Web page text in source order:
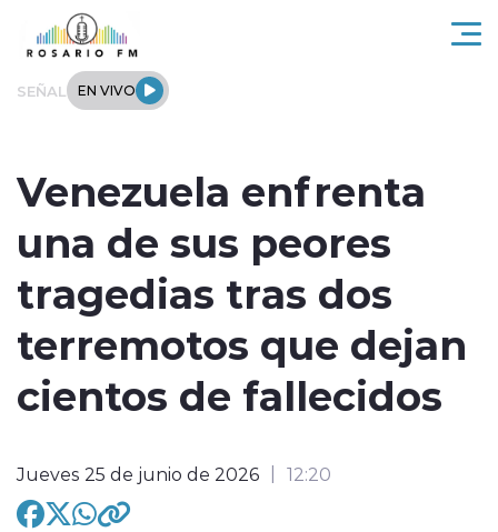
Click acá para ir directamente al contenido
SEÑAL EN VIVO
Regionales
Tendencias
Internacional
Entrevistas
Venezuela enfrenta
una de sus peores
tragedias tras dos
terremotos que dejan
cientos de fallecidos
Jueves 25 de junio de 2026 12:20